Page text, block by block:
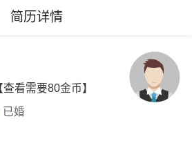
简历详情
查看需要80金币】
已婚